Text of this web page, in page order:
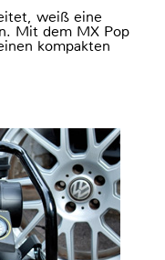
weiß eine
Mit dem MX Pop
kompakten